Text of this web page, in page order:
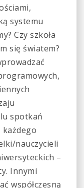
systemu
Czy szkoła
się światem?
spotkań
każdego
nauczycieli
–
Innymi
współczesną